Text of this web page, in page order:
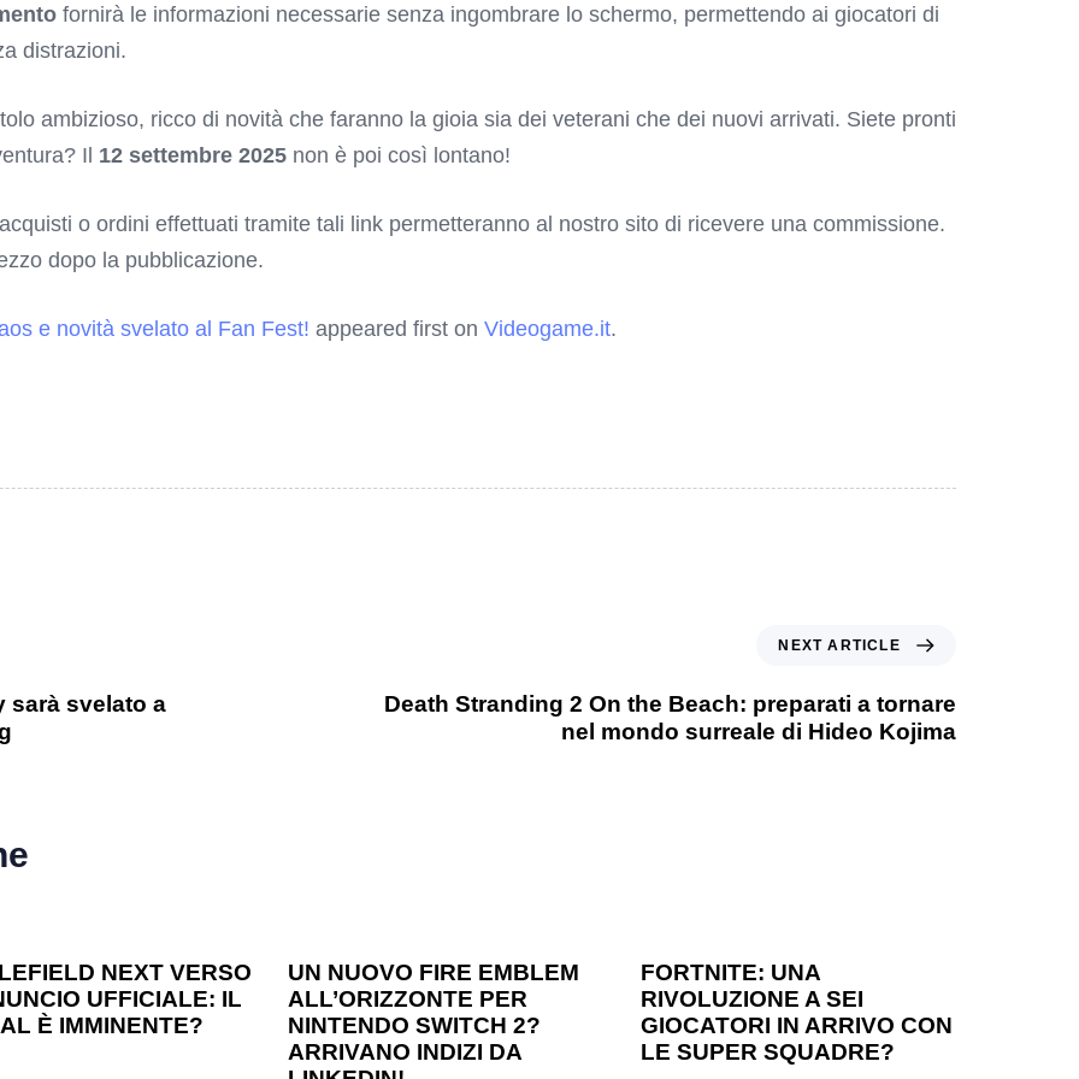
fornirà le informazioni necessarie senza ingombrare lo schermo, permettendo ai giocatori di
distrazioni.
ambizioso, ricco di novità che faranno la gioia sia dei veterani che dei nuovi arrivati. Siete pronti
Il 12 settembre 2025 non è poi così lontano!
o ordini effettuati tramite tali link permetteranno al nostro sito di ricevere una commissione.
dopo la pubblicazione.
e novità svelato al Fan Fest! appeared first on Videogame.it.
sarà svelato a
NEXT ARTICLE
Death Stranding 2 On the Beach: preparati a tornare
nel mondo surreale di Hideo Kojima
NEXT VERSO
UFFICIALE: IL
È IMMINENTE?
UN NUOVO FIRE EMBLEM
ALL’ORIZZONTE PER
NINTENDO SWITCH 2?
ARRIVANO INDIZI DA
FORTNITE: UNA
RIVOLUZIONE A SEI
GIOCATORI IN ARRIVO CON
LE SUPER SQUADRE?